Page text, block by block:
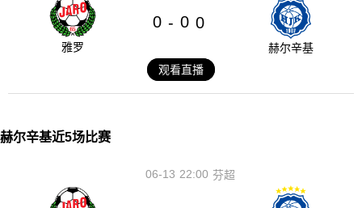
雅罗
0 - 0 0
赫尔辛基
观看直播
赫尔辛基近5场比赛
22:00
06-13 芬超